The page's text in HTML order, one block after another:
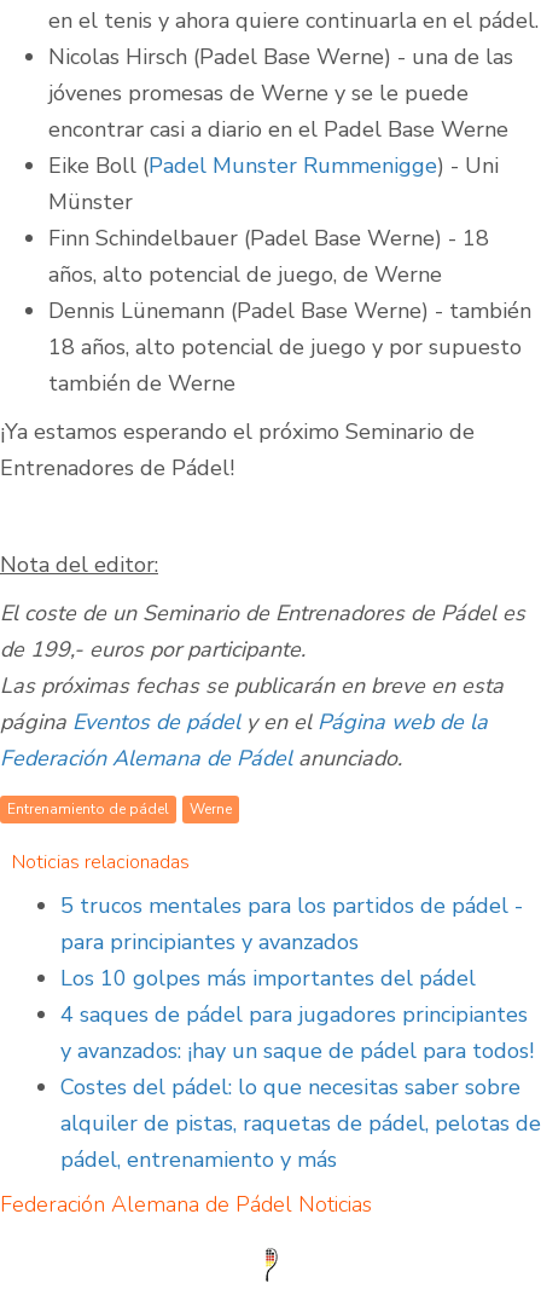
en el tenis y ahora quiere continuarla en el pádel.
Nicolas Hirsch (Padel Base Werne) - una de las
jóvenes promesas de Werne y se le puede
encontrar casi a diario en el Padel Base Werne
Eike Boll (Padel Munster Rummenigge) - Uni
Münster
Finn Schindelbauer (Padel Base Werne) - 18
años, alto potencial de juego, de Werne
Dennis Lünemann (Padel Base Werne) - también
18 años, alto potencial de juego y por supuesto
también de Werne
¡Ya estamos esperando el próximo Seminario de
Entrenadores de Pádel!
Nota del editor:
El coste de un Seminario de Entrenadores de Pádel es
de 199,- euros por participante.
Las próximas fechas se publicarán en breve en esta
página Eventos de pádely en el Página web de la
Federación Alemana de Pádelanunciado.
Entrenamiento de pádel Werne
Noticias relacionadas
5 trucos mentales para los partidos de pádel -
para principiantes y avanzados
Los 10 golpes más importantes del pádel
4 saques de pádel para jugadores principiantes
y avanzados: ¡hay un saque de pádel para todos!
Costes del pádel: lo que necesitas saber sobre
alquiler de pistas, raquetas de pádel, pelotas de
pádel, entrenamiento y más
Federación Alemana de Pádel Noticias